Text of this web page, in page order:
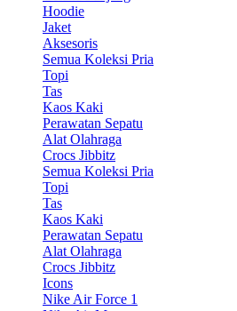
Hoodie
Jaket
Aksesoris
Semua Koleksi Pria
Topi
Tas
Kaos Kaki
Perawatan Sepatu
Alat Olahraga
Crocs Jibbitz
Semua Koleksi Pria
Topi
Tas
Kaos Kaki
Perawatan Sepatu
Alat Olahraga
Crocs Jibbitz
Icons
Nike Air Force 1